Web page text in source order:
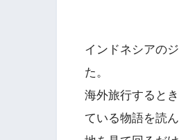
インドネシアの
た。
海外旅行すると
ている物語を読